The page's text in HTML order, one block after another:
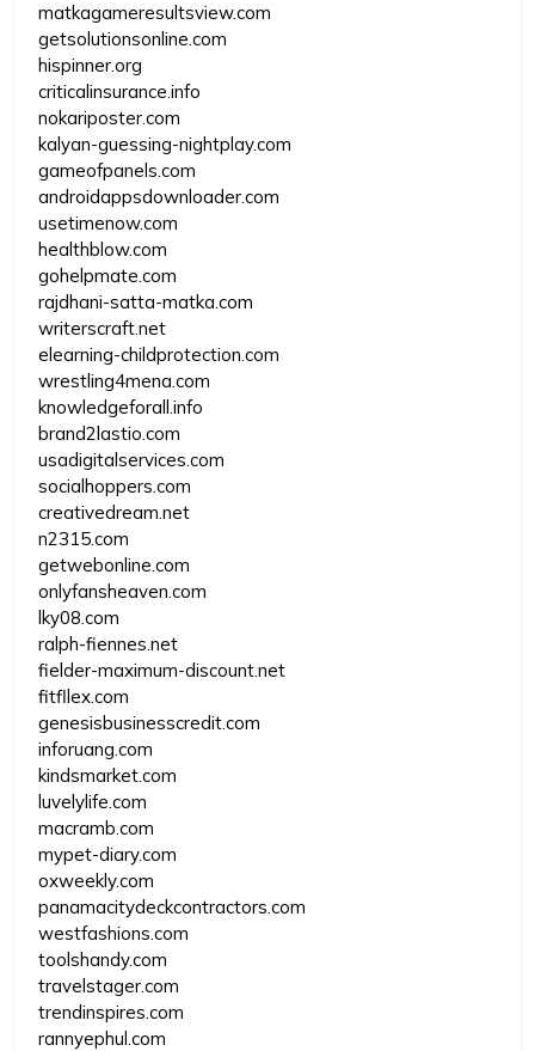
matkagameresultsview.com
getsolutionsonline.com
hispinner.org
criticalinsurance.info
nokariposter.com
kalyan-guessing-nightplay.com
gameofpanels.com
androidappsdownloader.com
usetimenow.com
healthblow.com
gohelpmate.com
rajdhani-satta-matka.com
writerscraft.net
elearning-childprotection.com
wrestling4mena.com
knowledgeforall.info
brand2lastio.com
usadigitalservices.com
socialhoppers.com
creativedream.net
n2315.com
getwebonline.com
onlyfansheaven.com
lky08.com
ralph-fiennes.net
fielder-maximum-discount.net
fitfllex.com
genesisbusinesscredit.com
inforuang.com
kindsmarket.com
luvelylife.com
macramb.com
mypet-diary.com
oxweekly.com
panamacitydeckcontractors.com
westfashions.com
toolshandy.com
travelstager.com
trendinspires.com
rannyephul.com